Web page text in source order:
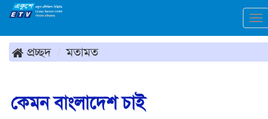
প্রচ্ছদ মতামত
কেমন বাংলাদেশ চাই